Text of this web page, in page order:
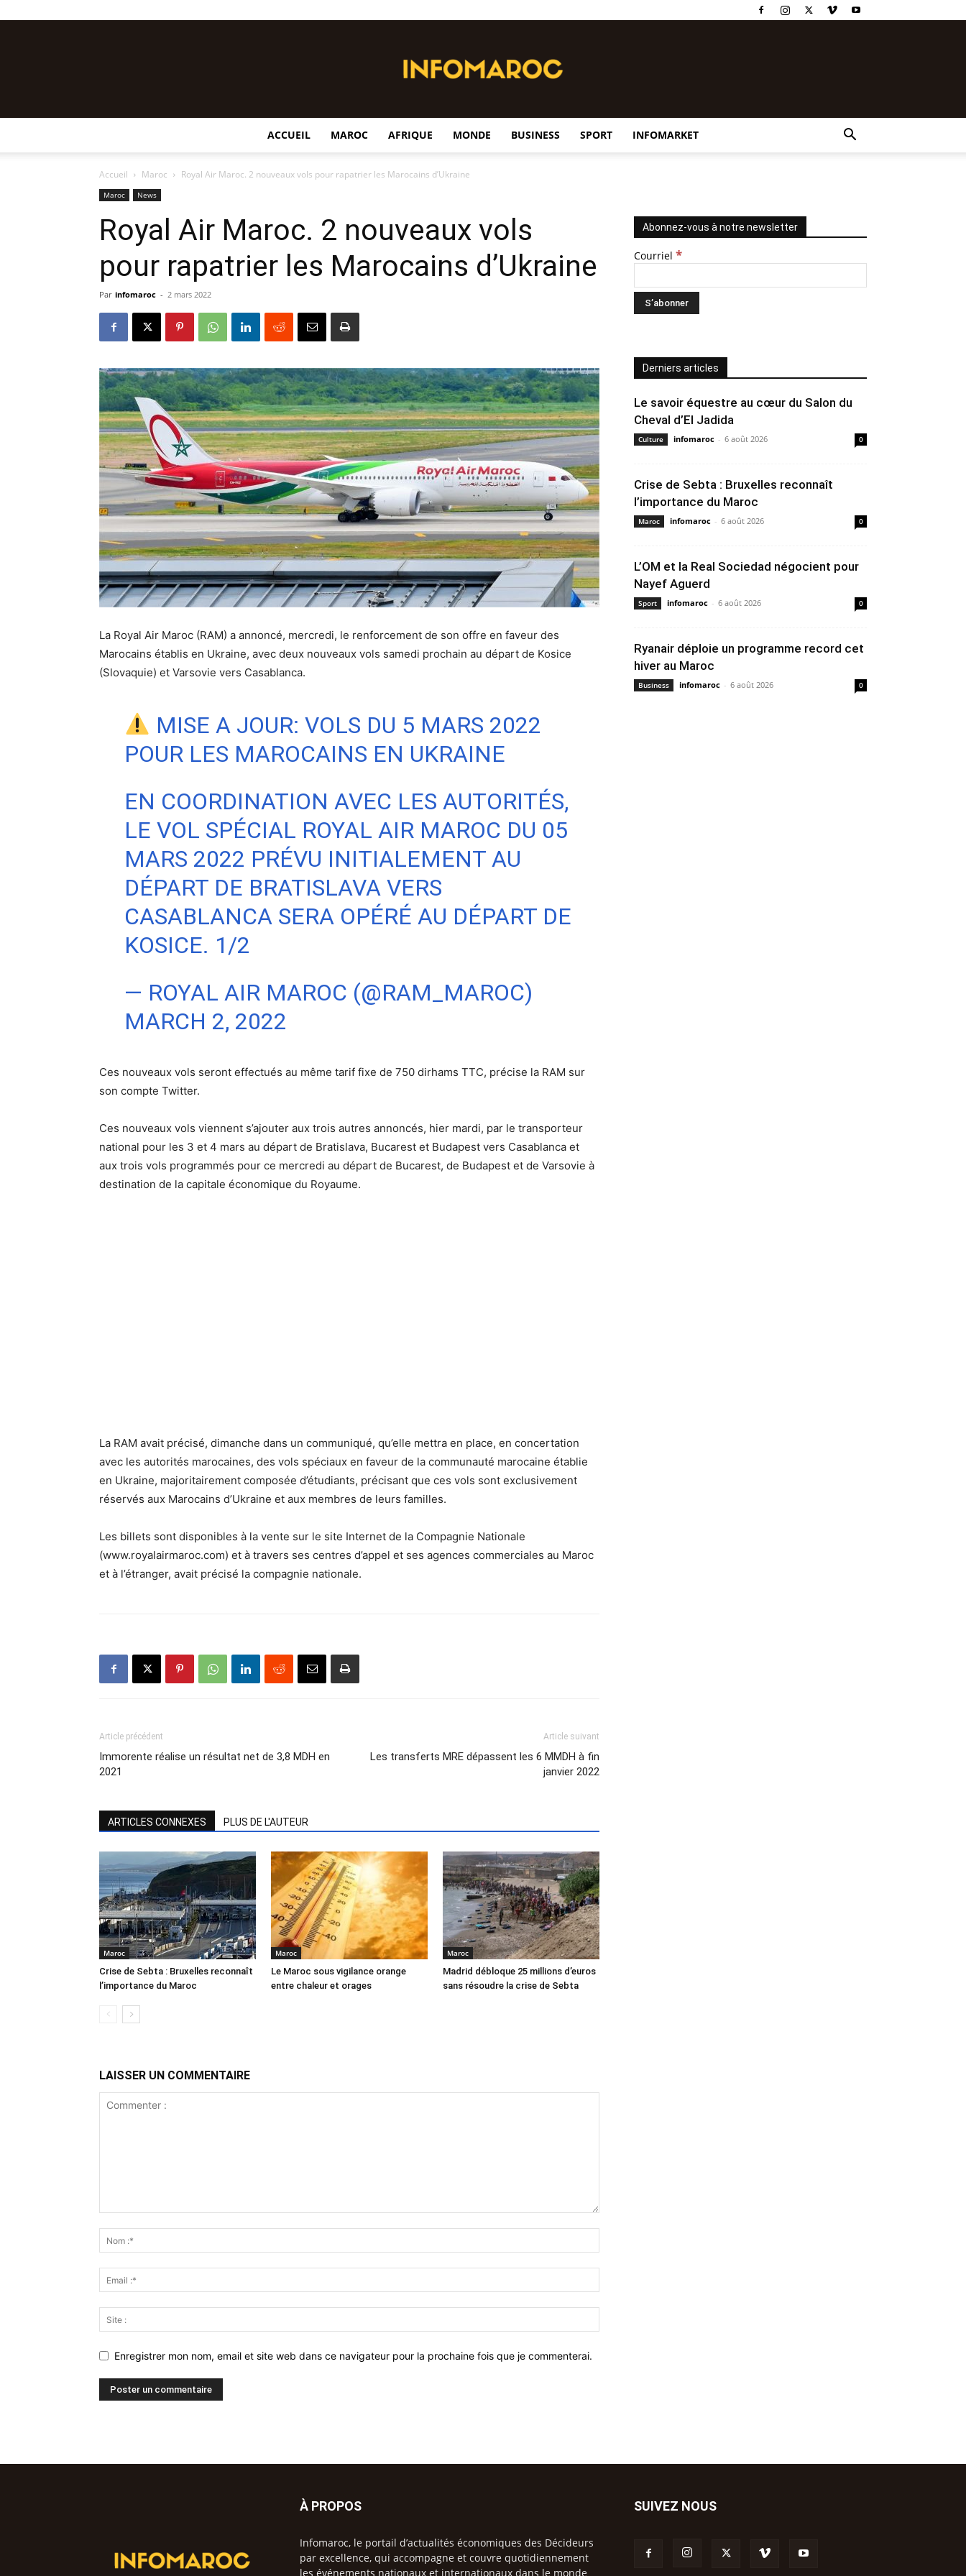
ACCUEIL MAROC AFRIQUE MONDE BUSINESS SPORT INFOMARKET
Accueil Maroc Royal Air Maroc. 2 nouveaux vols pour rapatrier les Marocains d’Ukraine
Maroc News
Royal Air Maroc. 2 nouveaux vols
pour rapatrier les Marocains d’Ukraine
Par infomaroc - 2 mars 2022
La Royal Air Maroc (RAM) a annoncé, mercredi, le renforcement de son offre en faveur des
Marocains établis en Ukraine, avec deux nouveaux vols samedi prochain au départ de Kosice
(Slovaquie) et Varsovie vers Casablanca.
MISE A JOUR: VOLS DU 5 MARS 2022
POUR LES MAROCAINS EN UKRAINE
EN COORDINATION AVEC LES AUTORITÉS,
LE VOL SPÉCIAL ROYAL AIR MAROC DU 05
MARS 2022 PRÉVU INITIALEMENT AU
DÉPART DE BRATISLAVA VERS
CASABLANCA SERA OPÉRÉ AU DÉPART DE
KOSICE. 1/2
— ROYAL AIR MAROC (@RAM_MAROC)
MARCH 2, 2022
Ces nouveaux vols seront effectués au même tarif fixe de 750 dirhams TTC, précise la RAM sur
son compte Twitter.
Ces nouveaux vols viennent s’ajouter aux trois autres annoncés, hier mardi, par le transporteur
national pour les 3 et 4 mars au départ de Bratislava, Bucarest et Budapest vers Casablanca et
aux trois vols programmés pour ce mercredi au départ de Bucarest, de Budapest et de Varsovie à
destination de la capitale économique du Royaume.
La RAM avait précisé, dimanche dans un communiqué, qu’elle mettra en place, en concertation
avec les autorités marocaines, des vols spéciaux en faveur de la communauté marocaine établie
en Ukraine, majoritairement composée d’étudiants, précisant que ces vols sont exclusivement
réservés aux Marocains d’Ukraine et aux membres de leurs familles.
Les billets sont disponibles à la vente sur le site Internet de la Compagnie Nationale
(www.royalairmaroc.com) et à travers ses centres d’appel et ses agences commerciales au Maroc
et à l’étranger, avait précisé la compagnie nationale.
Article précédent
Immorente réalise un résultat net de 3,8 MDH en
2021
Article suivant
Les transferts MRE dépassent les 6 MMDH à fin
janvier 2022
ARTICLES CONNEXES PLUS DE L'AUTEUR
Maroc
Crise de Sebta : Bruxelles reconnaît
l’importance du Maroc
Maroc
Le Maroc sous vigilance orange
entre chaleur et orages
Maroc
Madrid débloque 25 millions d’euros
sans résoudre la crise de Sebta
LAISSER UN COMMENTAIRE
Enregistrer mon nom, email et site web dans ce navigateur pour la prochaine fois que je commenterai.
Abonnez-vous à notre newsletter
Courriel *
Derniers articles
Le savoir équestre au cœur du Salon du
Cheval d’El Jadida
Culture infomaroc - 6 août 2026 0
Crise de Sebta : Bruxelles reconnaît
l’importance du Maroc
Maroc infomaroc - 6 août 2026 0
L’OM et la Real Sociedad négocient pour
Nayef Aguerd
Sport infomaroc - 6 août 2026 0
Ryanair déploie un programme record cet
hiver au Maroc
Business infomaroc - 6 août 2026 0
À PROPOS
Infomaroc, le portail d’actualités économiques des Décideurs
par excellence, qui accompagne et couvre quotidiennement
les événements nationaux et internationaux dans le monde
SUIVEZ NOUS